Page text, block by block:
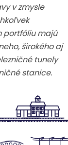
v zmysle
portfóliu majú
širokého aj
tunely
stanice.